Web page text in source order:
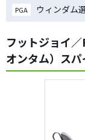
PGA ウィンダム
フットジョイ
オンタム）ス